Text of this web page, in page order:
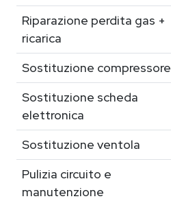
Riparazione perdita gas +
ricarica
Sostituzione compressore
Sostituzione scheda
elettronica
Sostituzione ventola
Pulizia circuito e
manutenzione